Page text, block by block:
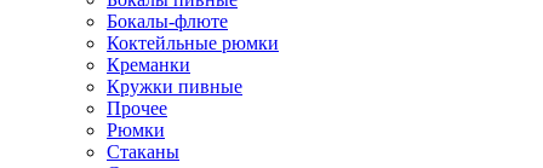
Бокалы-флюте
Коктейльные рюмки
Креманки
Кружки пивные
Прочее
Рюмки
Стаканы